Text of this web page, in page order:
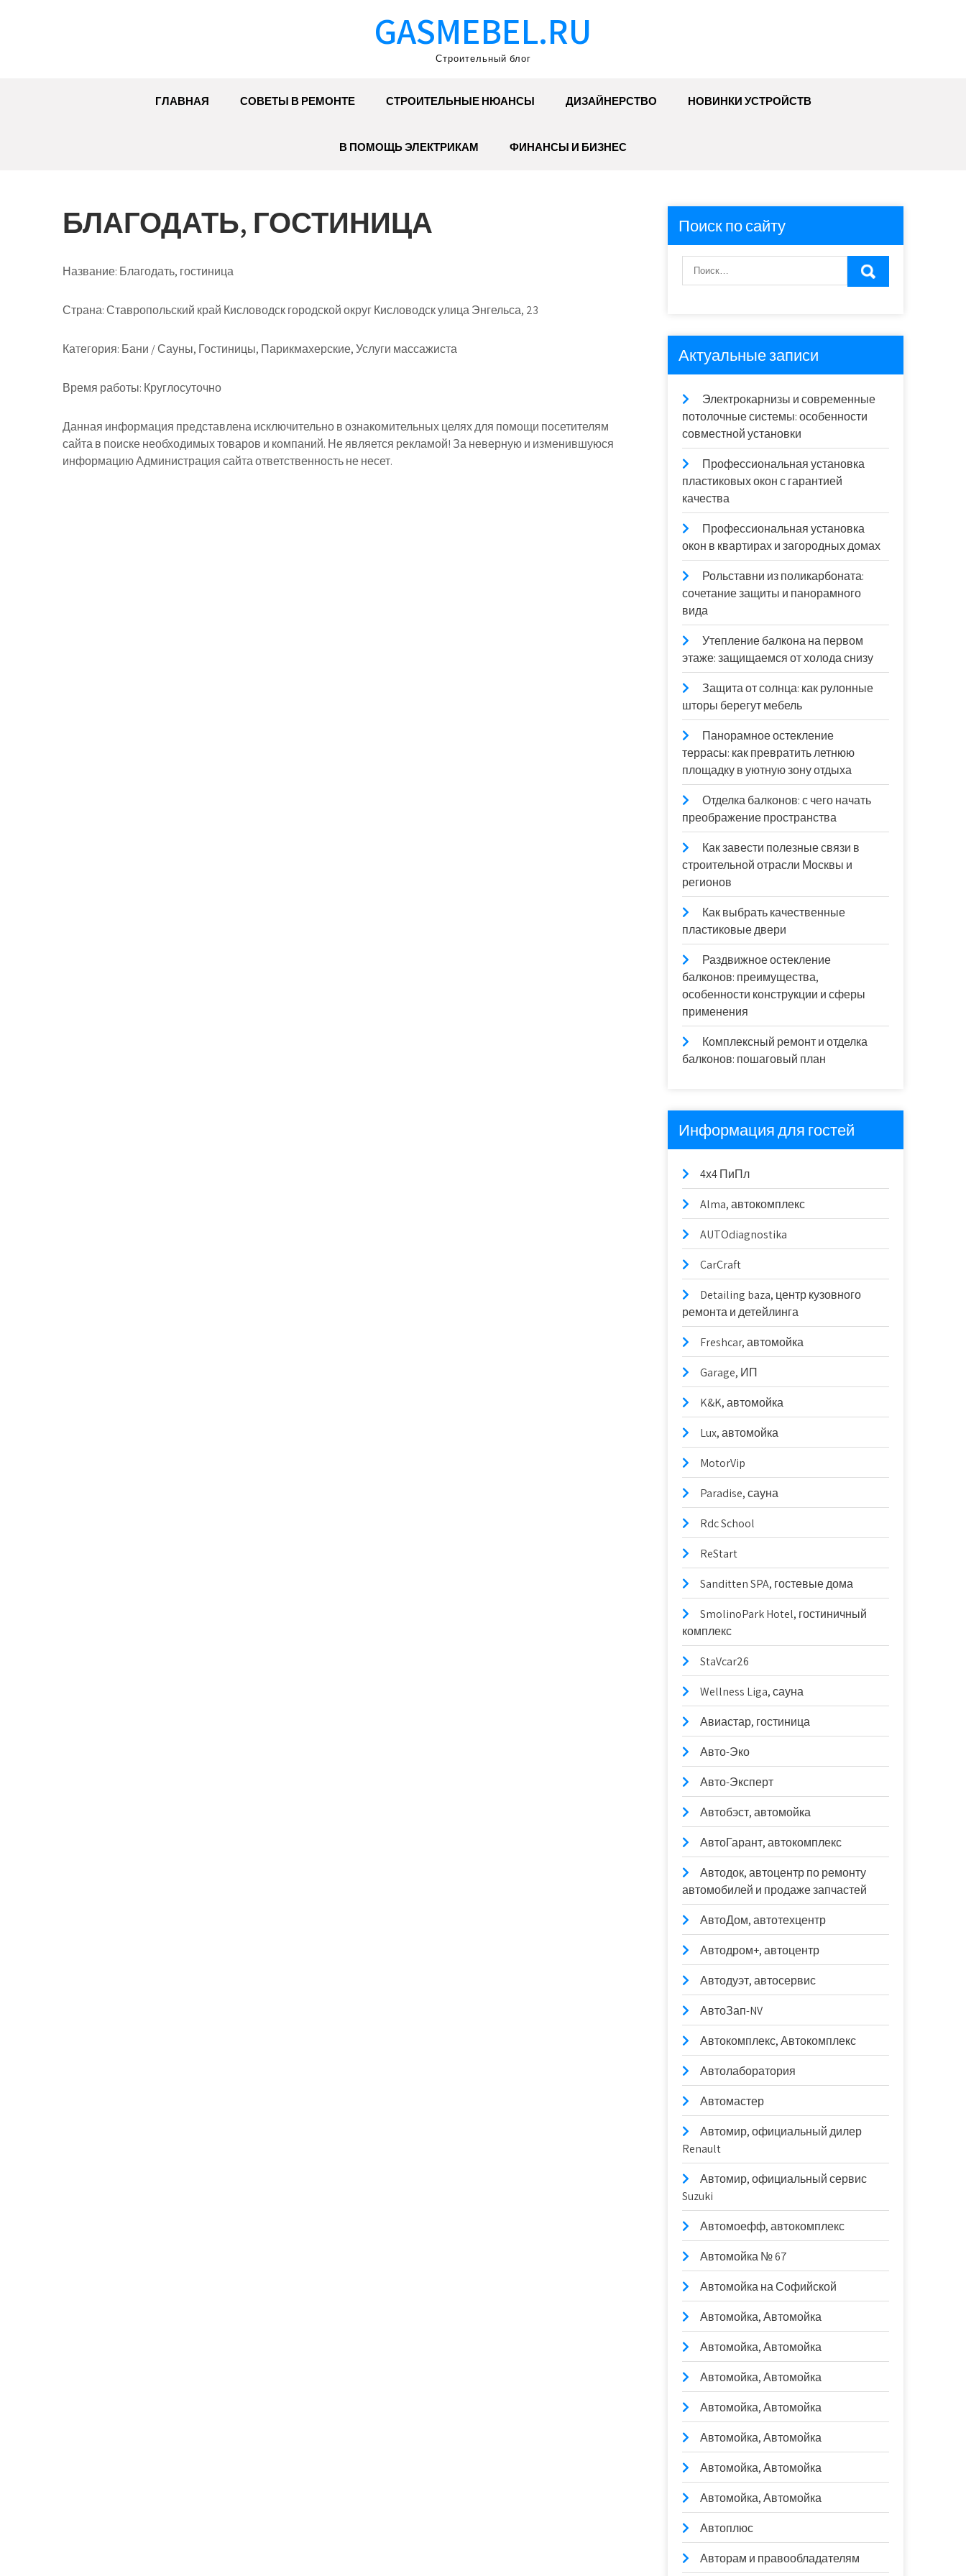
GASMEBEL.RU
Строительный блог
ГЛАВНАЯ СОВЕТЫ В РЕМОНТЕ СТРОИТЕЛЬНЫЕ НЮАНСЫ ДИЗАЙНЕРСТВО НОВИНКИ УСТРОЙСТВ
В ПОМОЩЬ ЭЛЕКТРИКАМ ФИНАНСЫ И БИЗНЕС
БЛАГОДАТЬ, ГОСТИНИЦА
Название: Благодать, гостиница
Страна:Ставропольский край Кисловодск городской округ Кисловодск улица Энгельса, 23
Категория: Бани / Сауны, Гостиницы, Парикмахерские, Услуги массажиста
Время работы: Круглосуточно
Данная информация представлена исключительно в ознакомительных целях для помощи посетителям
сайта в поиске необходимых товаров и компаний. Не является рекламой! За неверную и изменившуюся
информацию Администрация сайта ответственность не несет.
Поиск по сайту
Актуальные записи
Электрокарнизы и современные
потолочные системы: особенности
совместной установки
Профессиональная установка
пластиковых окон с гарантией
качества
Профессиональная установка
окон в квартирах и загородных домах
Рольставни из поликарбоната:
сочетание защиты и панорамного
вида
Утепление балкона на первом
этаже: защищаемся от холода снизу
Защита от солнца: как рулонные
шторы берегут мебель
Панорамное остекление
террасы: как превратить летнюю
площадку в уютную зону отдыха
Отделка балконов: с чего начать
преображение пространства
Как завести полезные связи в
строительной отрасли Москвы и
регионов
Как выбрать качественные
пластиковые двери
Раздвижное остекление
балконов: преимущества,
особенности конструкции и сферы
применения
Комплексный ремонт и отделка
балконов: пошаговый план
Информация для гостей
4х4 ПиПл
Alma, автокомплекс
AUTOdiagnostika
CarCraft
Detailing baza, центр кузовного
ремонта и детейлинга
Freshcar, автомойка
Garage, ИП
K&K, автомойка
Lux, автомойка
MotorVip
Paradise, сауна
Rdc School
ReStart
Sanditten SPA, гостевые дома
SmolinoPark Hotel, гостиничный
комплекс
StaVcar26
Wellness Liga, сауна
Авиастар, гостиница
Авто-Эко
Авто-Эксперт
Автобэст, автомойка
АвтоГарант, автокомплекс
Автодок, автоцентр по ремонту
автомобилей и продаже запчастей
АвтоДом, автотехцентр
Автодром+, автоцентр
Автодуэт, автосервис
АвтоЗап-NV
Автокомплекс, Автокомплекс
Автолаборатория
Автомастер
Автомир, официальный дилер
Renault
Автомир, официальный сервис
Suzuki
Автомоефф, автокомплекс
Автомойка № 67
Автомойка на Софийской
Автомойка, Автомойка
Автомойка, Автомойка
Автомойка, Автомойка
Автомойка, Автомойка
Автомойка, Автомойка
Автомойка, Автомойка
Автомойка, Автомойка
Автоплюс
Авторам и правообладателям